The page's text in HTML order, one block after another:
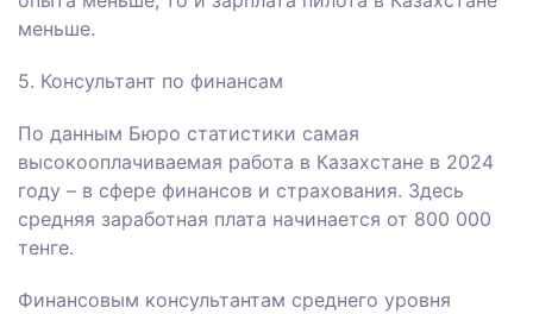
меньше.
5. Консультант по финансам
По данным Бюро статистики самая
высокооплачиваемая работа в Казахстане в 2024
году – в сфере финансов и страхования. Здесь
средняя заработная плата начинается от 800 000
тенге.
Финансовым консультантам среднего уровня